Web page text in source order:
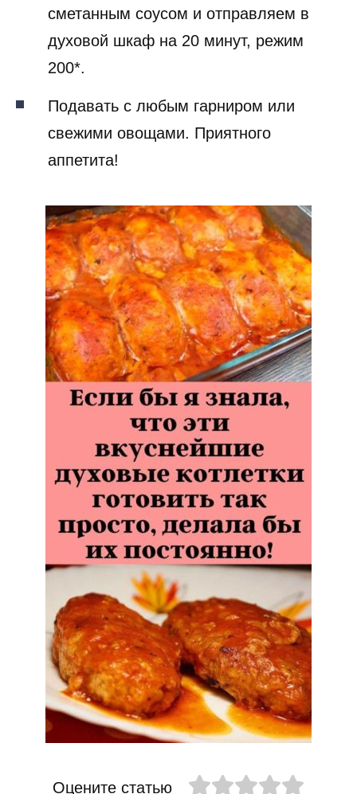
сметанным соусом и отправляем в
духовой шкаф на 20 минут, режим
200*.
Подавать с любым гарниром или
свежими овощами. Приятного
аппетита!
Оцените статью